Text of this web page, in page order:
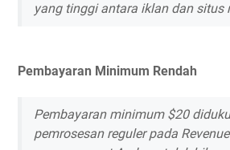
yang tinggi antara iklan dan situs
Pembayaran Minimum Rendah
Pembayaran minimum $20
pemrosesan reguler pada